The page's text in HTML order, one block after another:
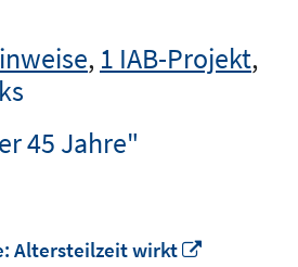
, 1 IAB-Projekt,
45 Jahre"
Altersteilzeit wirkt